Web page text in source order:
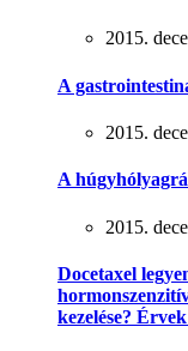
2015.
A
2015.
A
2015.
Docetaxel
kezelése?